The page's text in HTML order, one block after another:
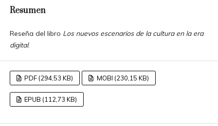
Resumen
Reseña del libro Los nuevos escenarios de la cultura en la era
digital.
PDF (294,53 KB) MOBI (230,15 KB)
EPUB (112,73 KB)